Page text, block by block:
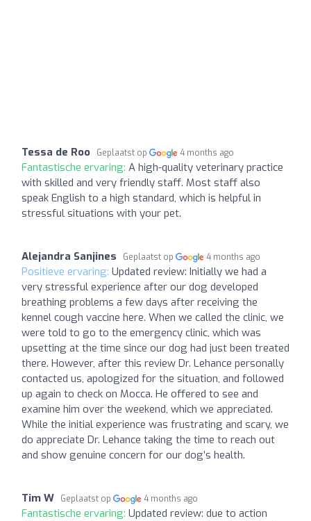
Tessa de Roo Geplaatst op 4 months ago
Fantastische ervaring: A high-quality veterinary practice
with skilled and very friendly staff. Most staff also
speak English to a high standard, which is helpful in
stressful situations with your pet.
Alejandra Sanjines Geplaatst op 4 months ago
Positieve ervaring: Updated review: Initially we had a
very stressful experience after our dog developed
breathing problems a few days after receiving the
kennel cough vaccine here. When we called the clinic, we
were told to go to the emergency clinic, which was
upsetting at the time since our dog had just been treated
there. However, after this review Dr. Lehance personally
contacted us, apologized for the situation, and followed
up again to check on Mocca. He offered to see and
examine him over the weekend, which we appreciated.
While the initial experience was frustrating and scary, we
do appreciate Dr. Lehance taking the time to reach out
and show genuine concern for our dog’s health.
Tim W Geplaatst op 4 months ago
Fantastische ervaring: Updated review: due to action